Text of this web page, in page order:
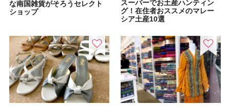
な南国雑貨がそろうセレクト
ショップ
スーパーでお土産ハンティン
グ！在住者おススメのマレー
シア土産10選